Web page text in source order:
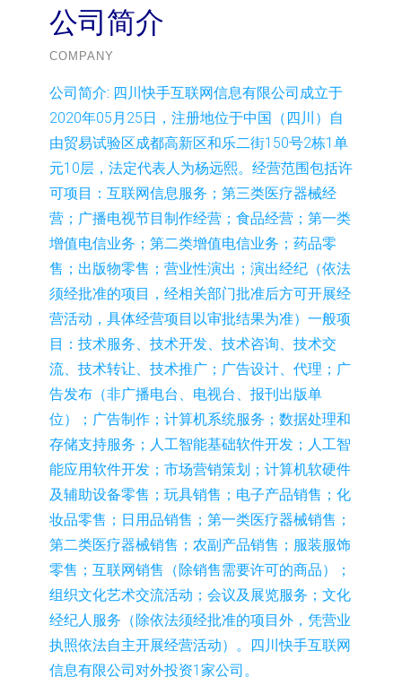
公司简介
COMPANY
公司简介: 四川快手互联网信息有限公司成立于
2020年05月25日，注册地位于中国（四川）自
由贸易试验区成都高新区和乐二街150号2栋1单
元10层，法定代表人为杨远熙。经营范围包括许
可项目：互联网信息服务；第三类医疗器械经
营；广播电视节目制作经营；食品经营；第一类
增值电信业务；第二类增值电信业务；药品零
售；出版物零售；营业性演出；演出经纪（依法
须经批准的项目，经相关部门批准后方可开展经
营活动，具体经营项目以审批结果为准）一般项
目：技术服务、技术开发、技术咨询、技术交
流、技术转让、技术推广；广告设计、代理；广
告发布（非广播电台、电视台、报刊出版单
位）；广告制作；计算机系统服务；数据处理和
存储支持服务；人工智能基础软件开发；人工智
能应用软件开发；市场营销策划；计算机软硬件
及辅助设备零售；玩具销售；电子产品销售；化
妆品零售；日用品销售；第一类医疗器械销售；
第二类医疗器械销售；农副产品销售；服装服饰
零售；互联网销售（除销售需要许可的商品）；
组织文化艺术交流活动；会议及展览服务；文化
经纪人服务（除依法须经批准的项目外，凭营业
执照依法自主开展经营活动）。四川快手互联网
信息有限公司对外投资1家公司。